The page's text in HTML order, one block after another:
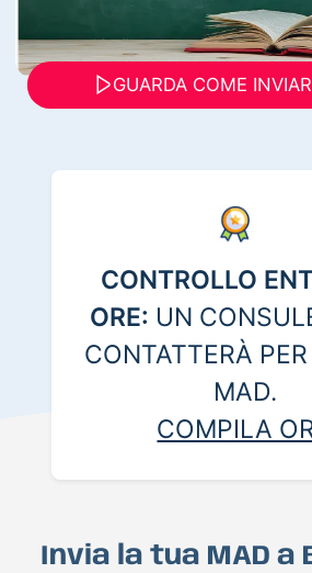
GUARDA COME
CONTROLLO
ORE: UN
CONTATTERÀ
MAD.
COMPILA
Invia la tua MAD a